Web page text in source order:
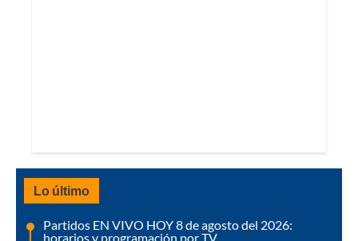
Lo último
Partidos EN VIVO HOY 8 de agosto del 2026:
horarios y programación por TV